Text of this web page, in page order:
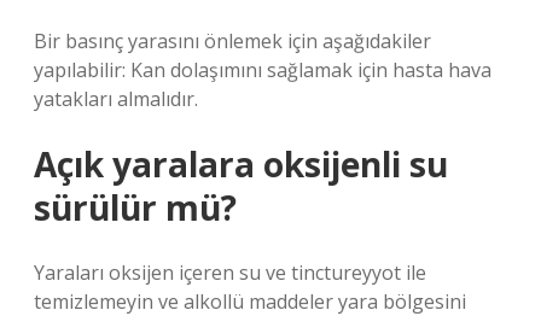
Bir basınç yarasını önlemek için aşağıdakiler
yapılabilir: Kan dolaşımını sağlamak için hasta hava
yatakları almalıdır.
Açık yaralara oksijenli su
sürülür mü?
Yaraları oksijen içeren su ve tinctureyyot ile
temizlemeyin ve alkollü maddeler yara bölgesini